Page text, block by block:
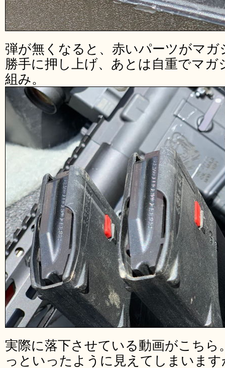
弾が無くなると、赤いパーツがマ
勝手に押し上げ、あとは自重でマ
組み。
実際に落下させている動画がこち
っといったように見えてしまいま